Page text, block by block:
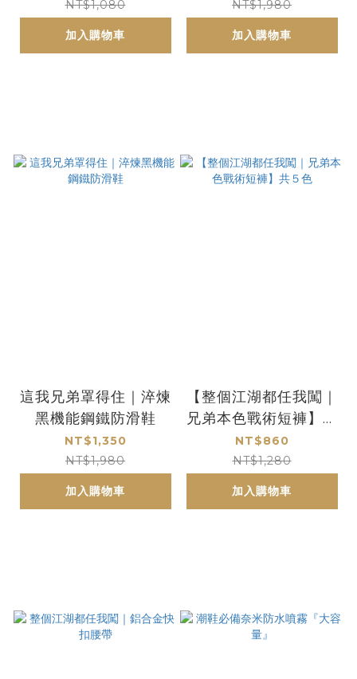
NT$1,080
加入購物車
NT$1,980
加入購物車
這我兄弟罩得住｜淬煉
黑機能鋼鐵防滑鞋
NT$1,350
NT$1,980
加入購物車
【整個江湖都任我闖｜
兄弟本色戰術短褲】共
５色
NT$860
NT$1,280
加入購物車